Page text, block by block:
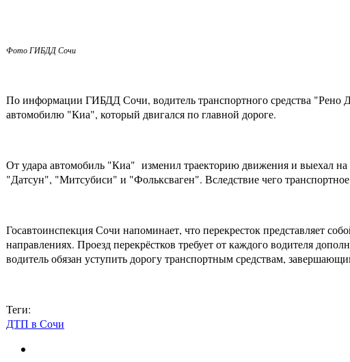
Фото ГИБДД Сочи
По информации ГИБДД Сочи, водитель транспортного средства "Рено
автомобилю "Киа", который двигался по главной дороге.
От удара автомобиль "Киа" изменил траекторию движения и выехал
"Датсун", "Митсубиси" и "Фольксваген". Вследствие чего
Госавтоинспекция Сочи напоминает, что перекресток представляет
направлениях. Проезд перекрёстков требует от каждого водителя
водитель обязан уступить дорогу транспортным средствам,
Теги:
ДТП в Сочи